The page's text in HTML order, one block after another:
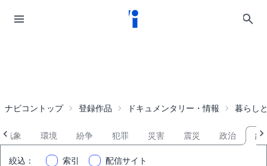
ナビコントップ 登録作品 ドキュメンタリー・情報 暮らし
気象 環境 紛争 犯罪 災害 震災 政治 経
絞込 ： 索引 配信サイト